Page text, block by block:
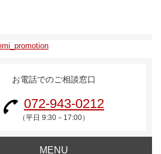
お電話でのご相談窓口
072-943-0212
（平日 9:30－17:00）
MENU